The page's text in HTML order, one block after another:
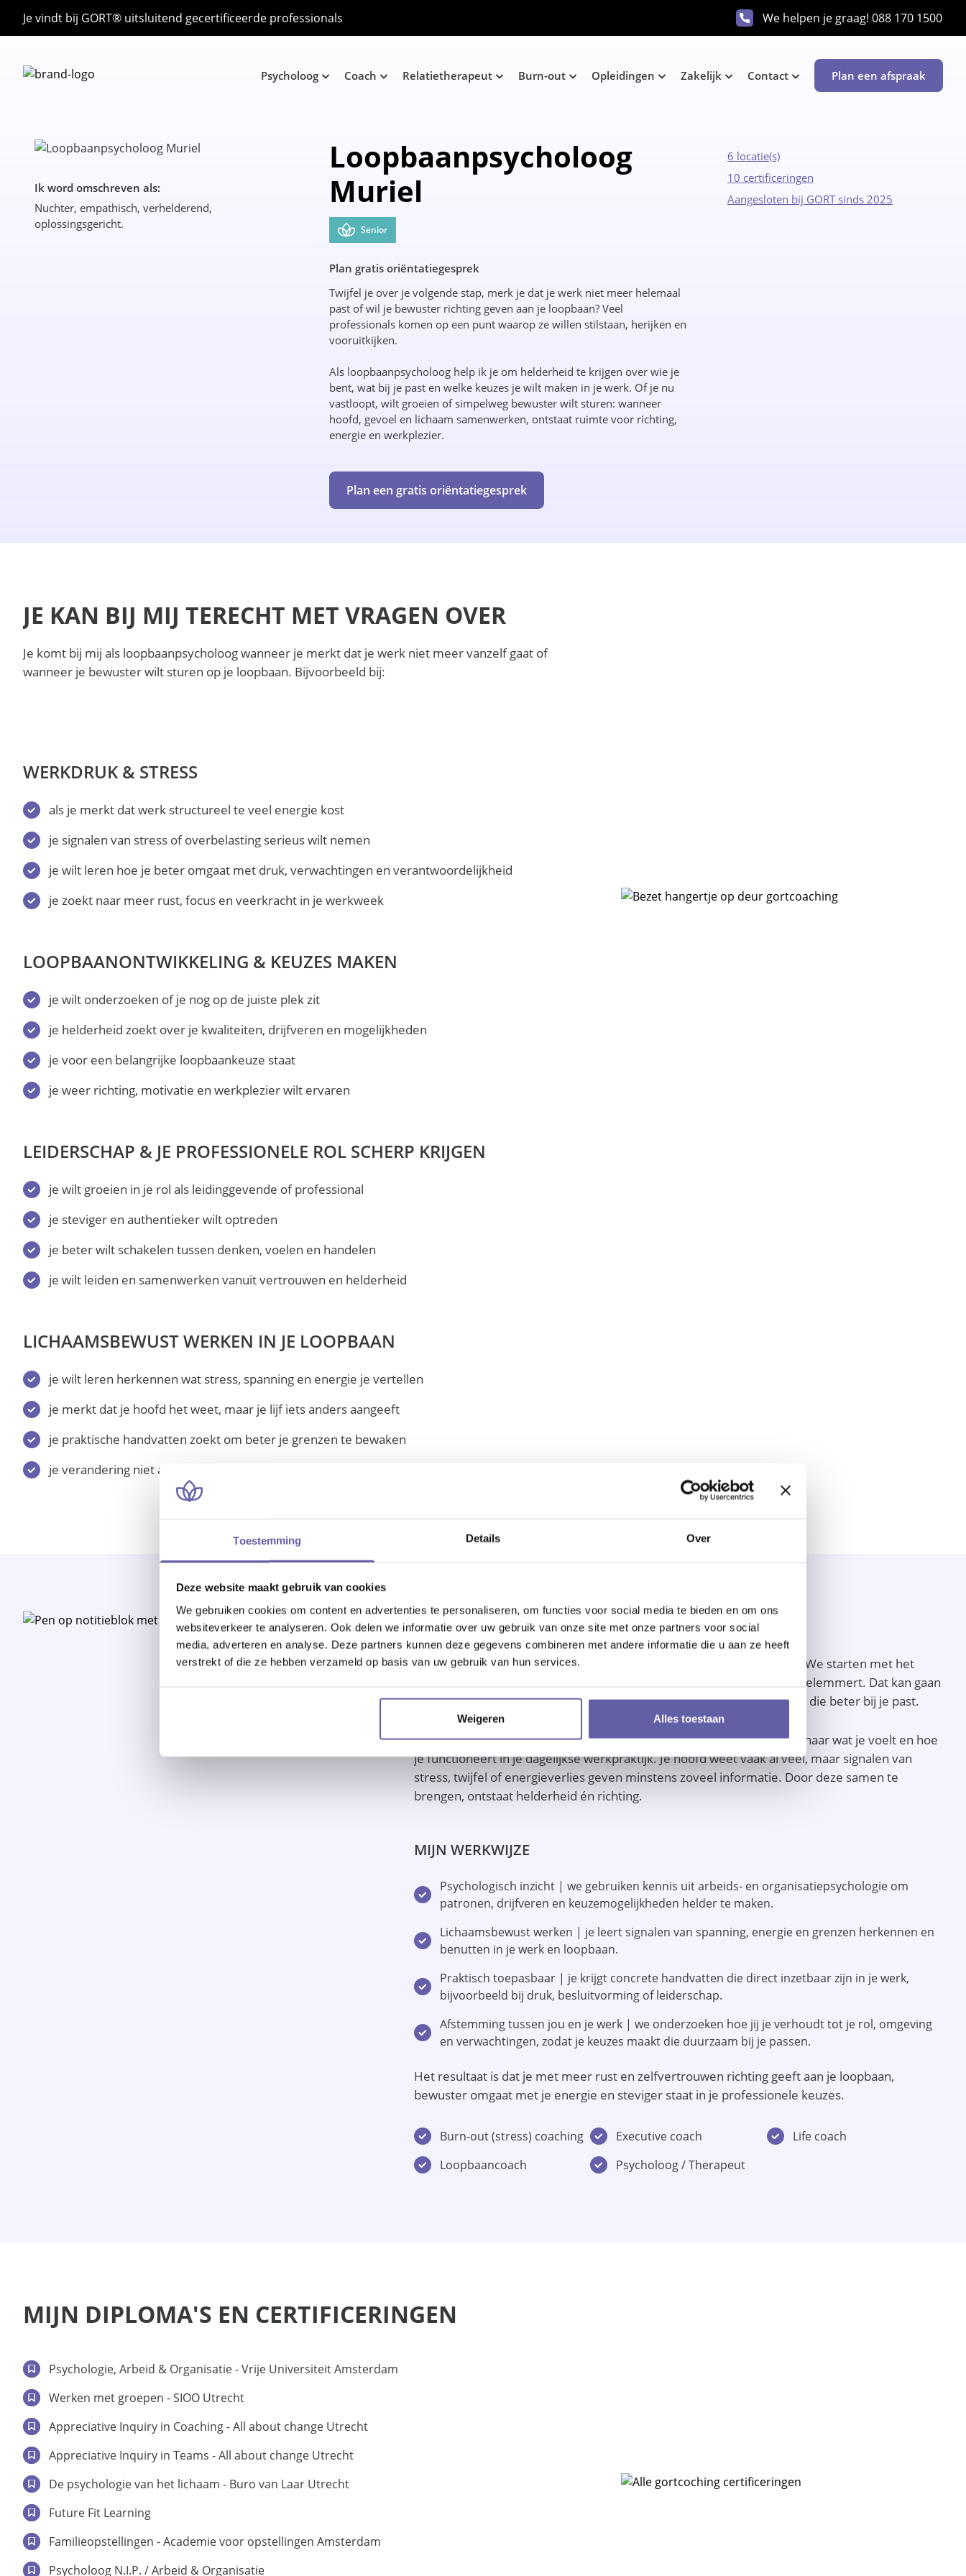
Toestemming Details Over
Deze website maakt gebruik van cookies
We gebruiken cookies om content en advertenties te personaliseren, om functies voor social media te bieden en om ons
websiteverkeer te analyseren. Ook delen we informatie over uw gebruik van onze site met onze partners voor social
media, adverteren en analyse. Deze partners kunnen deze gegevens combineren met andere informatie die u aan ze heeft
verstrekt of die ze hebben verzameld op basis van uw gebruik van hun services.
Weigeren Alles toestaan
Je vindt bij GORT® uitsluitend gecertificeerde professionals We helpen je graag! 088 170 1500
Psycholoog Coach Relatietherapeut Burn-out Opleidingen Zakelijk Contact Plan een afspraak
Ik word omschreven als:
Nuchter, empathisch, verhelderend,
oplossingsgericht.
Loopbaanpsycholoog
Muriel
Senior
Plan gratis oriëntatiegesprek
Twijfel je over je volgende stap, merk je dat je werk niet meer helemaal
past of wil je bewuster richting geven aan je loopbaan? Veel
professionals komen op een punt waarop ze willen stilstaan, herijken en
vooruitkijken.
Als loopbaanpsycholoog help ik je om helderheid te krijgen over wie je
bent, wat bij je past en welke keuzes je wilt maken in je werk. Of je nu
vastloopt, wilt groeien of simpelweg bewuster wilt sturen: wanneer
hoofd, gevoel en lichaam samenwerken, ontstaat ruimte voor richting,
energie en werkplezier.
Plan een gratis oriëntatiegesprek
6 locatie(s)
10 certificeringen
Aangesloten bij GORT sinds 2025
JE KAN BIJ MIJ TERECHT MET VRAGEN OVER
Je komt bij mij als loopbaanpsycholoog wanneer je merkt dat je werk niet meer vanzelf gaat of
wanneer je bewuster wilt sturen op je loopbaan. Bijvoorbeeld bij:
WERKDRUK & STRESS
als je merkt dat werk structureel te veel energie kost
je signalen van stress of overbelasting serieus wilt nemen
je wilt leren hoe je beter omgaat met druk, verwachtingen en verantwoordelijkheid
je zoekt naar meer rust, focus en veerkracht in je werkweek
LOOPBAANONTWIKKELING & KEUZES MAKEN
je wilt onderzoeken of je nog op de juiste plek zit
je helderheid zoekt over je kwaliteiten, drijfveren en mogelijkheden
je voor een belangrijke loopbaankeuze staat
je weer richting, motivatie en werkplezier wilt ervaren
LEIDERSCHAP & JE PROFESSIONELE ROL SCHERP KRIJGEN
je wilt groeien in je rol als leidinggevende of professional
je steviger en authentieker wilt optreden
je beter wilt schakelen tussen denken, voelen en handelen
je wilt leiden en samenwerken vanuit vertrouwen en helderheid
LICHAAMSBEWUST WERKEN IN JE LOOPBAAN
je wilt leren herkennen wat stress, spanning en energie je vertellen
je merkt dat je hoofd het weet, maar je lijf iets anders aangeeft
je praktische handvatten zoekt om beter je grenzen te bewaken
je verandering niet alleen wilt begrijpen, maar ook echt wilt voelen en toepassen
ZO WERK IK
Coaching bij mij is altijd maatwerk en sluit aan bij jouw loopbaanvraag. We starten met het
scherp krijgen van waar je staat, waar je naartoe wilt en wat je daarin belemmert. Dat kan gaan
over werkdruk, loopbaankeuzes, leiderschap of het vinden van een rol die beter bij je past.
Als loopbaanpsycholoog kijk ik niet alleen naar wat je denkt, maar ook naar wat je voelt en hoe
je functioneert in je dagelijkse werkpraktijk. Je hoofd weet vaak al veel, maar signalen van
stress, twijfel of energieverlies geven minstens zoveel informatie. Door deze samen te
brengen, ontstaat helderheid én richting.
MIJN WERKWIJZE
Psychologisch inzicht | we gebruiken kennis uit arbeids- en organisatiepsychologie om
patronen, drijfveren en keuzemogelijkheden helder te maken.
Lichaamsbewust werken | je leert signalen van spanning, energie en grenzen herkennen en
benutten in je werk en loopbaan.
Praktisch toepasbaar | je krijgt concrete handvatten die direct inzetbaar zijn in je werk,
bijvoorbeeld bij druk, besluitvorming of leiderschap.
Afstemming tussen jou en je werk | we onderzoeken hoe jij je verhoudt tot je rol, omgeving
en verwachtingen, zodat je keuzes maakt die duurzaam bij je passen.
Het resultaat is dat je met meer rust en zelfvertrouwen richting geeft aan je loopbaan,
bewuster omgaat met je energie en steviger staat in je professionele keuzes.
Burn-out (stress) coaching Executive coach
Life coach
Loopbaancoach
Psycholoog / Therapeut
MIJN DIPLOMA'S EN CERTIFICERINGEN
Psychologie, Arbeid & Organisatie - Vrije Universiteit Amsterdam
Werken met groepen - SIOO Utrecht
Appreciative Inquiry in Coaching - All about change Utrecht
Appreciative Inquiry in Teams - All about change Utrecht
De psychologie van het lichaam - Buro van Laar Utrecht
Future Fit Learning
Familieopstellingen - Academie voor opstellingen Amsterdam
Psycholoog N.I.P. / Arbeid & Organisatie